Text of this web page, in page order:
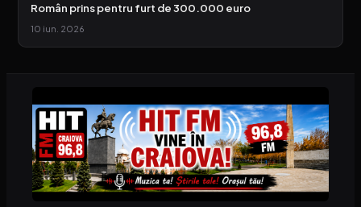
Român prins pentru furt de 300.000 euro
10 iun. 2026